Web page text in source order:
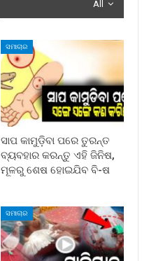
All
ସମାଚାର
ସାପ କାମୁଡ଼ିବା ପରେ ତୁରନ୍ତ
ବ୍ୟବହାର କରନ୍ତୁ ଏହି ଜିନିଷ,
ମୂଳରୁ ଶେଷ ହୋଇଯିବ ବି-ଷ
ସମାଚାର